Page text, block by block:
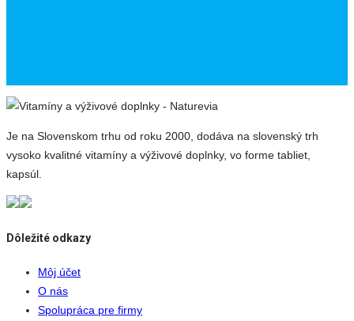
Je na Slovenskom trhu od roku 2000, dodáva na slovenský trh
vysoko kvalitné vitamíny a výživové doplnky, vo forme tabliet,
kapsúl.
Dôležité odkazy
Môj účet
O nás
Spolupráca pre firmy